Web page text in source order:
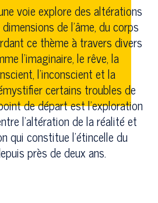
voie explore des altérations
de l'âme, du corps
ce thème à travers divers
l’imaginaire, le rêve, la
l'inconscient et la
certains troubles de
de départ est l’exploration
l’altération de la réalité et
qui constitue l’étincelle du
près de deux ans.